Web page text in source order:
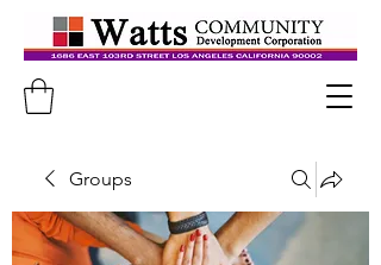
Groups